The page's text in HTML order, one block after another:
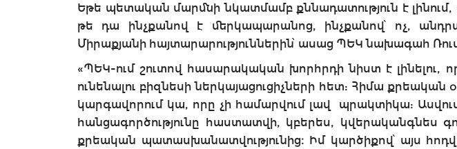
Եթե պետական մարմնի նկատմամբ քննադատություն է
թե դա ինչքանով է մերկապարանոց, ինչքանով՝ ոչ,
Միրաքյանի հայտարարություններին՝ ասաց ՊԵԿ նախագահ
«ՊԵԿ-ում շուտով հասարակական խորհրդի նիստ է լինելու,
ունենալու բիզնեսի ներկայացուցիչների հետ: Հիմա քրեական
կարգավորում կա, որը չի համարվում լավ պրակտիկա:
հանցագործությունը հաստատվի, կբերես, կվերականգնես
քրեական պատասխանատվությունից։ Իմ կարծիքով՝ այս